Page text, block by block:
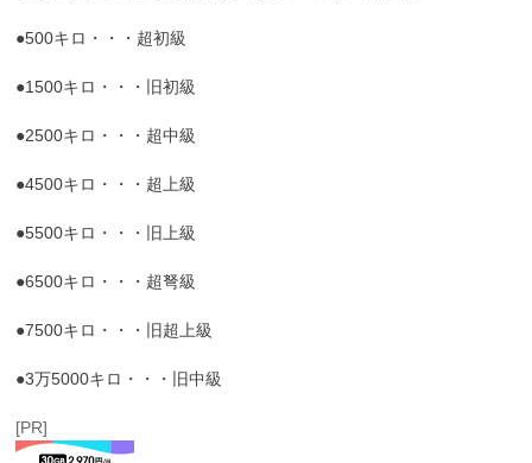
●500キロ・・・超初級
●1500キロ・・・旧初級
●2500キロ・・・超中級
●4500キロ・・・超上級
●5500キロ・・・旧上級
●6500キロ・・・超弩級
●7500キロ・・・旧超上級
●3万5000キロ・・・旧中級
[PR]